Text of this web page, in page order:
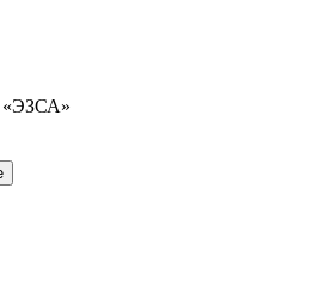
«ЭЗСА»